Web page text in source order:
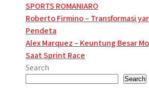
SPORTS ROMANIARO
Post
navigation
Roberto Firmino – Transformasi
Pendeta
Alex Marquez – Keuntung Besar
Saat Sprint Race
Search
Search